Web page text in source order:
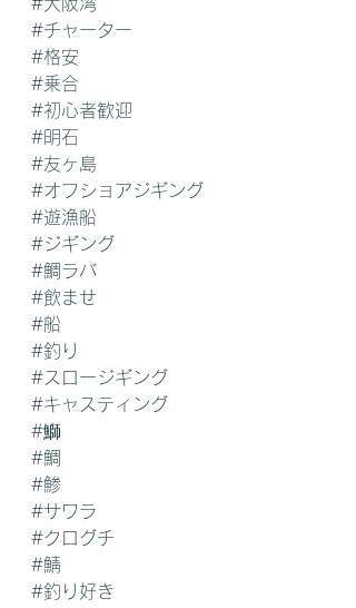
#チャーター
#格安
#乗合
#初心者歓迎
#明石
#友ヶ島
#オフショアジギング
#遊漁船
#ジギング
#鯛ラバ
#飲ませ
#船
#釣り
#スロージギング
#キャスティング
#鰤
#鯛
#鯵
#サワラ
#クログチ
#鯖
#釣り好き